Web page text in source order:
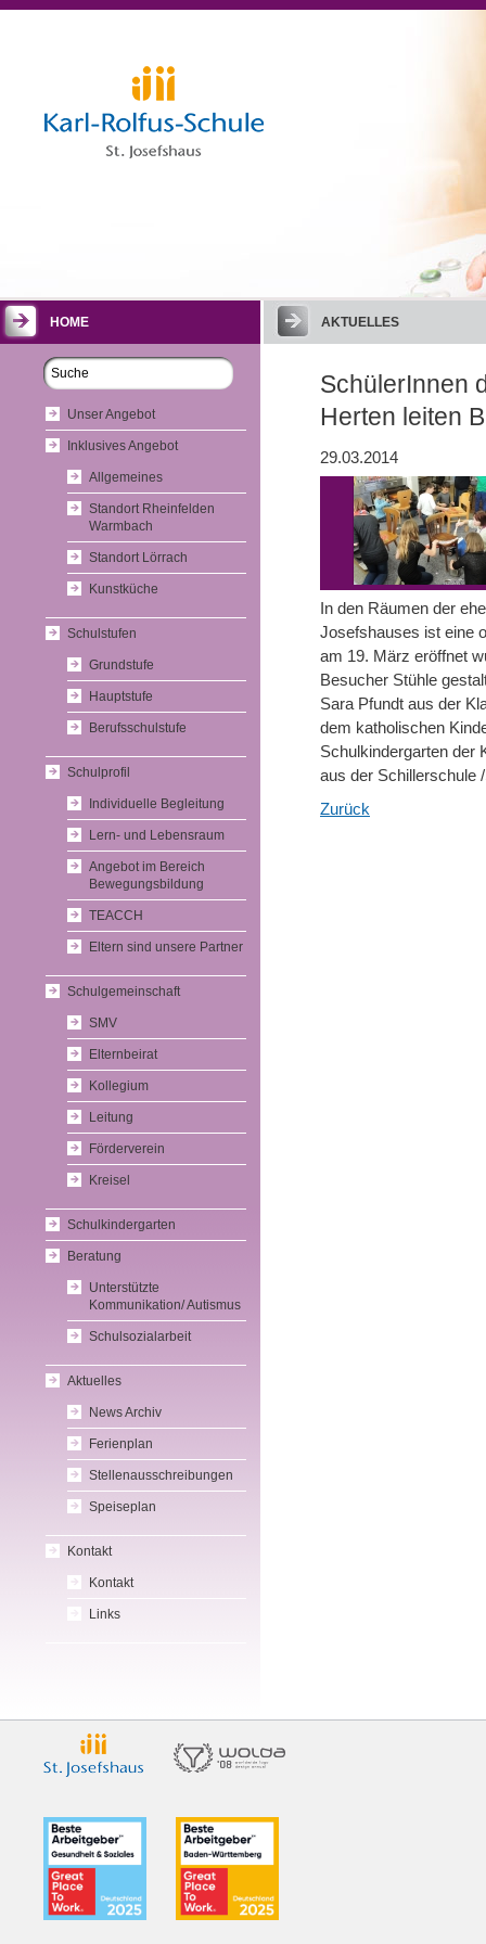
HOME
Unser Angebot
Inklusives Angebot
Allgemeines
Standort Rheinfelden
Warmbach
Standort Lörrach
Kunstküche
Schulstufen
Grundstufe
Hauptstufe
Berufsschulstufe
Schulprofil
Individuelle Begleitung
Lern- und Lebensraum
Angebot im Bereich
Bewegungsbildung
TEACCH
Eltern sind unsere Partner
Schulgemeinschaft
SMV
Elternbeirat
Kollegium
Leitung
Förderverein
Kreisel
Schulkindergarten
Beratung
Unterstützte
Kommunikation/ Autismus
Schulsozialarbeit
Aktuelles
News Archiv
Ferienplan
Stellenausschreibungen
Speiseplan
Kontakt
Kontakt
Links
AKTUELLES
SchülerInnen
Herten leiten
29.03.2014
In den Räumen der
Josefshauses ist eine
am 19. März eröffnet
Besucher Stühle
Sara Pfundt aus der
dem katholischen
Schulkindergarten der
aus der Schillerschule
Zurück